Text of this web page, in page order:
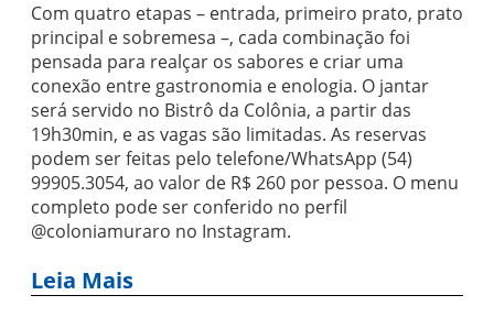
Com quatro etapas – entrada, primeiro prato, prato
principal e sobremesa –, cada combinação foi
pensada para realçar os sabores e criar uma
conexão entre gastronomia e enologia. O jantar
será servido no Bistrô da Colônia, a partir das
19h30min, e as vagas são limitadas. As reservas
podem ser feitas pelo telefone/WhatsApp (54)
99905.3054, ao valor de R$ 260 por pessoa. O menu
completo pode ser conferido no perfil
@coloniamuraro no Instagram.
Leia Mais